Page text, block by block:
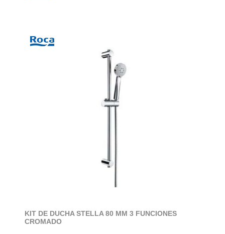
KIT DE DUCHA STELLA 80 MM 3 FUNCIONES
CROMADO